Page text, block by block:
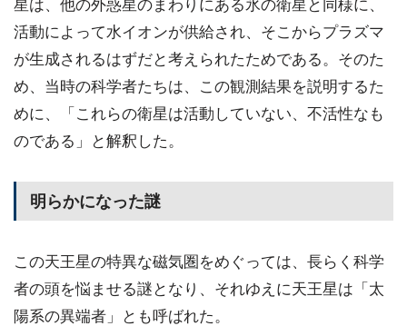
星は、他の外惑星のまわりにある氷の衛星と同様に、
活動によって水イオンが供給され、そこからプラズマ
が生成されるはずだと考えられたためである。そのた
め、当時の科学者たちは、この観測結果を説明するた
めに、「これらの衛星は活動していない、不活性なも
のである」と解釈した。
明らかになった謎
この天王星の特異な磁気圏をめぐっては、長らく科学
者の頭を悩ませる謎となり、それゆえに天王星は「太
陽系の異端者」とも呼ばれた。